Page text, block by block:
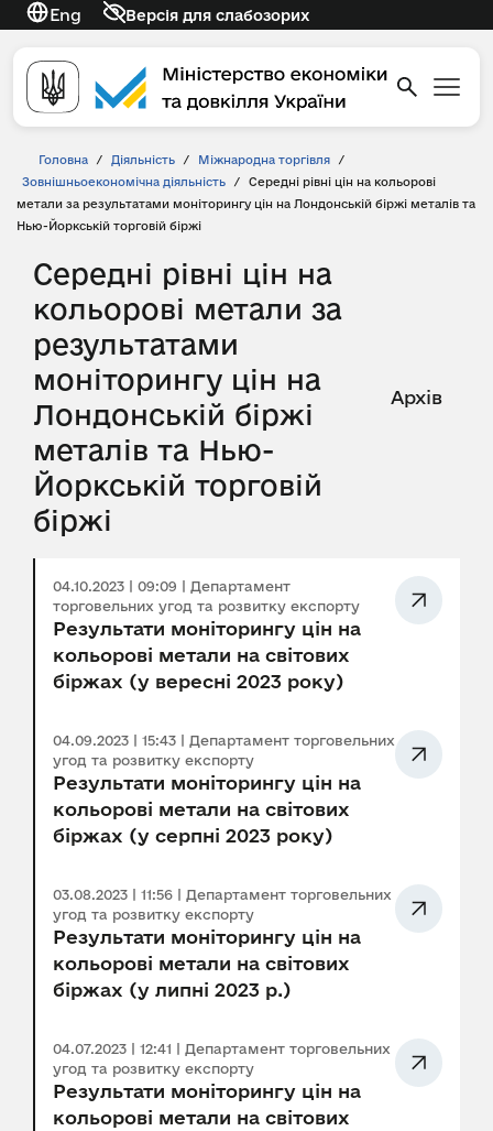
Eng Версія для слабозорих
Головна / Діяльність / Міжнародна торгівля
/
Зовнішньоекономічна діяльність
/
Середні рівні цін на кольорові
метали за результатами моніторингу цін на Лондонській біржі металів та
Нью-Йоркській торговій біржі
Середні рівні цін на
кольорові метали за
результатами
моніторингу цін на
Лондонській біржі
металів та Нью-
Йоркській торговій
біржі
Архів
04.10.2023 | 09:09 | Департамент
торговельних угод та розвитку експорту
Результати моніторингу цін на
кольорові метали на світових
біржах (у вересні 2023 року)
04.09.2023 | 15:43 | Департамент торговельних
угод та розвитку експорту
Результати моніторингу цін на
кольорові метали на світових
біржах (у серпні 2023 року)
03.08.2023 | 11:56 | Департамент торговельних
угод та розвитку експорту
Результати моніторингу цін на
кольорові метали на світових
біржах (у липні 2023 р.)
04.07.2023 | 12:41 | Департамент торговельних
угод та розвитку експорту
Результати моніторингу цін на
кольорові метали на світових